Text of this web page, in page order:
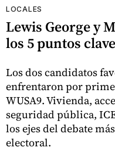
LOCALES
Lewis George y
los 5 puntos
Los dos candidatos
enfrentaron por
WUSA9. Vivienda,
seguridad pública,
los ejes del debate
electoral.